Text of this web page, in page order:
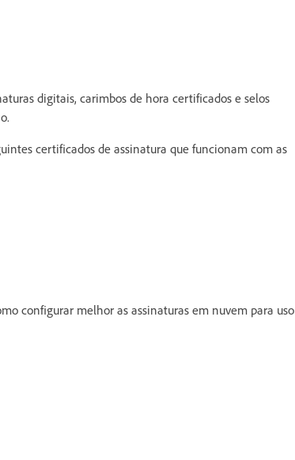
digitais, carimbos de hora certificados e selos
certificados de assinatura que funcionam com as
configurar melhor as assinaturas em nuvem para uso